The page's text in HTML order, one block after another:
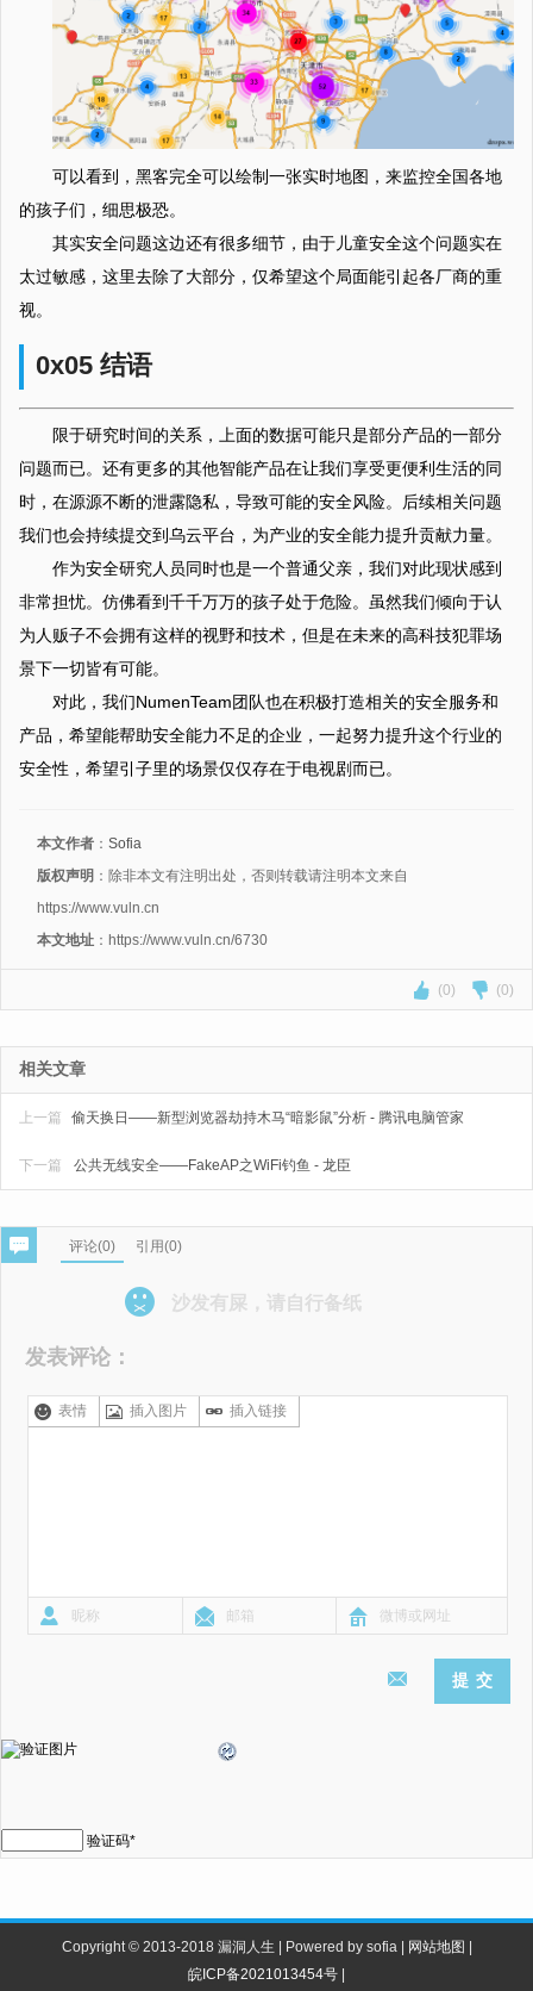
可以看到，黑客完全可以绘制一张实时地图，来监控全国各地
的孩子们，细思极恐。
其实安全问题这边还有很多细节，由于儿童安全这个问题实在
太过敏感，这里去除了大部分，仅希望这个局面能引起各厂商的重
视。
0x05 结语
限于研究时间的关系，上面的数据可能只是部分产品的一部分
问题而已。还有更多的其他智能产品在让我们享受更便利生活的同
时，在源源不断的泄露隐私，导致可能的安全风险。后续相关问题
我们也会持续提交到乌云平台，为产业的安全能力提升贡献力量。
作为安全研究人员同时也是一个普通父亲，我们对此现状感到
非常担忧。仿佛看到千千万万的孩子处于危险。虽然我们倾向于认
为人贩子不会拥有这样的视野和技术，但是在未来的高科技犯罪场
景下一切皆有可能。
对此，我们NumenTeam团队也在积极打造相关的安全服务和
产品，希望能帮助安全能力不足的企业，一起努力提升这个行业的
安全性，希望引子里的场景仅仅存在于电视剧而已。
本文作者 ： Sofia
版权声明 ：除非本文有注明出处，否则转载请注明本文来自
https://www.vuln.cn
本文地址 ：https://www.vuln.cn/6730
(0) (0)
相关文章
上一篇 偷天换日——新型浏览器劫持木马“暗影鼠”分析 - 腾讯电脑管家
公共无线安全——FakeAP之WiFi钓鱼 - 龙臣
下一篇
评论(0) 引用(0)
沙发有屎，请自行备纸
发表评论：
表情 插入图片 插入链接
验证码*
Copyright © 2013-2018 漏洞人生 | Powered by sofia | 网站地图
皖ICP备2021013454号